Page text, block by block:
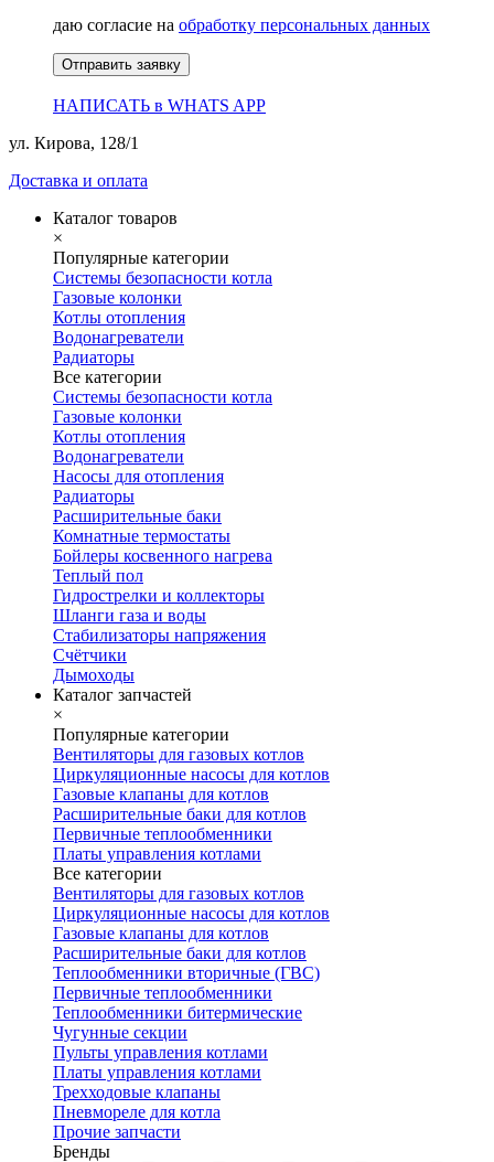
даю согласие на обработку персональных данных
Отправить заявку
НАПИСАТЬ в WHATS APP
ул. Кирова, 128/1
Доставка и оплата
Каталог товаров
×
Популярные категории
Системы безопасности котла
Газовые колонки
Котлы отопления
Водонагреватели
Радиаторы
Все категории
Системы безопасности котла
Газовые колонки
Котлы отопления
Водонагреватели
Насосы для отопления
Радиаторы
Расширительные баки
Комнатные термостаты
Бойлеры косвенного нагрева
Теплый пол
Гидрострелки и коллекторы
Шланги газа и воды
Стабилизаторы напряжения
Счётчики
Дымоходы
Каталог запчастей
×
Популярные категории
Вентиляторы для газовых котлов
Циркуляционные насосы для котлов
Газовые клапаны для котлов
Расширительные баки для котлов
Первичные теплообменники
Платы управления котлами
Все категории
Вентиляторы для газовых котлов
Циркуляционные насосы для котлов
Газовые клапаны для котлов
Расширительные баки для котлов
Теплообменники вторичные (ГВС)
Первичные теплообменники
Теплообменники битермические
Чугунные секции
Пульты управления котлами
Платы управления котлами
Трехходовые клапаны
Пневмореле для котла
Прочие запчасти
Бренды